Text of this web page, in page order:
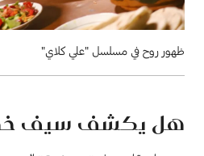
ظهور روح في مسلسل "علي كلاي"
هل يكشف سيف